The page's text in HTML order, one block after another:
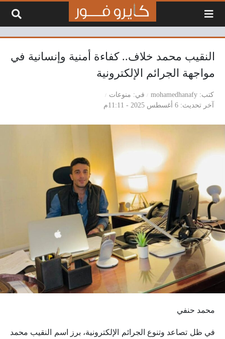
النقيب محمد خلاف.. كفاءة أمنية وإنسانية في
مواجهة الجرائم الإلكترونية
كتب mohamedhanafy في
منوعات
آخر تحديث 6 أغسطس 2025 - 11:11م
محمد حنفي
في ظل تصاعد وتنوع الجرائم الإلكترونية، برز اسم النقيب محمد